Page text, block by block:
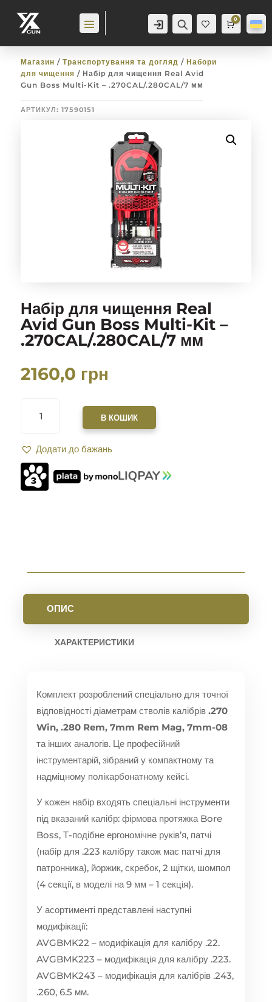
Аккаунт Пошук
Баж
анн
Cart
0
0,0грн
Магазин / Транспортування та догляд / Набори
для чищення / Набір для чищення Real Avid
Gun Boss Multi-Kit – .270CAL/.280CAL/7 мм
АРТИКУЛ: 17590151
Набір для чищення Real
Avid Gun Boss Multi-Kit –
.270CAL/.280CAL/7 мм
2160,0 грн
AVID
GUN
BOSS
MULTI-
В КОШИК
Додати до бажань
ОПИС
ХАРАКТЕРИСТИКИ
Комплект розроблений спеціально для точної
відповідності діаметрам стволів калібрів .270
Win, .280 Rem, 7mm Rem Mag, 7mm-08
та інших аналогів. Це професійний
інструментарій, зібраний у компактному та
надміцному полікарбонатному кейсі.
У кожен набір входять спеціальні інструменти
під вказаний калібр: фірмова протяжка Bore
Boss, Т-подібне ергономічне руків’я, патчі
(набір для .223 калібру також має патчі для
патронника), йоржик, скребок, 2 щітки, шомпол
(4 секції, в моделі на 9 мм – 1 секція).
У асортименті представлені наступні
модифікації:
AVGBMK22 – модифікація для калібру .22.
AVGBMK223 – модифікація для калібру .223.
AVGBMK243 – модифікація для калібрів .243,
.260, 6.5 мм.